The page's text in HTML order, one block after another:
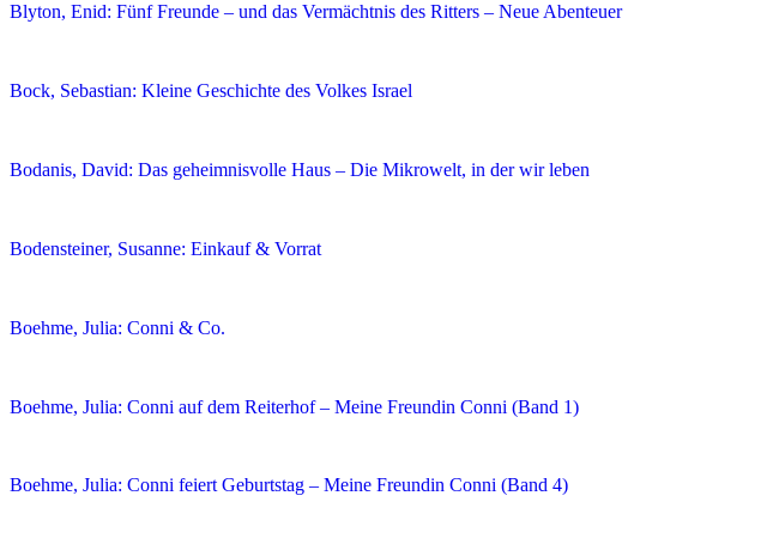
Blyton, Enid: Fünf Freunde – und das Vermächtnis des Ritters – Neue Abenteuer
Bock, Sebastian: Kleine Geschichte des Volkes Israel
Bodanis, David: Das geheimnisvolle Haus – Die Mikrowelt, in der wir leben
Bodensteiner, Susanne: Einkauf & Vorrat
Boehme, Julia: Conni & Co.
Boehme, Julia: Conni auf dem Reiterhof – Meine Freundin Conni (Band 1)
Boehme, Julia: Conni feiert Geburtstag – Meine Freundin Conni (Band 4)